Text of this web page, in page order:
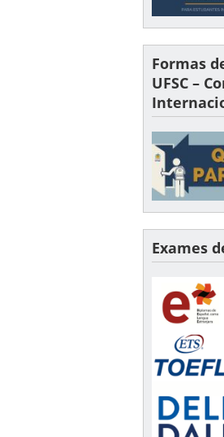
Formas
UFSC –
Exames